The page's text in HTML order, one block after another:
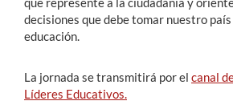
decisiones que debe tomar nuestro
educación.
La jornada se transmitirá por el canal
Líderes Educativos.